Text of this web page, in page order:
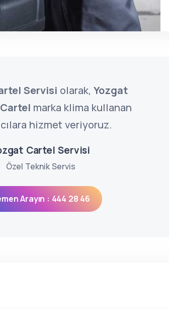
Servisi olarak, Yozgat
Cartel marka klima kullanan
hizmet veriyoruz.
Cartel Servisi
Özel Teknik Servis
Arayın : 444 28 46